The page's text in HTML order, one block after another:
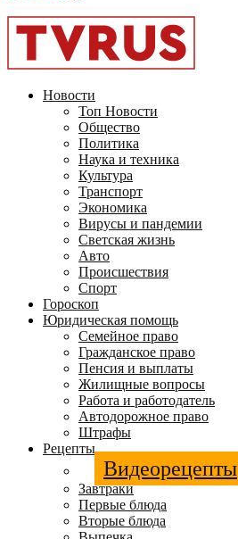
Новости
Топ Новости
Общество
Политика
Наука и техника
Культура
Транспорт
Экономика
Вирусы и пандемии
Светская жизнь
Авто
Происшествия
Спорт
Гороскоп
Юридическая помощь
Семейное право
Гражданское право
Пенсия и выплаты
Жилищные вопросы
Работа и работодатель
Автодорожное право
Штрафы
Рецепты
Видеорецепты
Завтраки
Первые блюда
Вторые блюда